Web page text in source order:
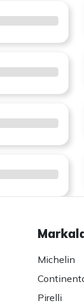
Michelin
Pirelli